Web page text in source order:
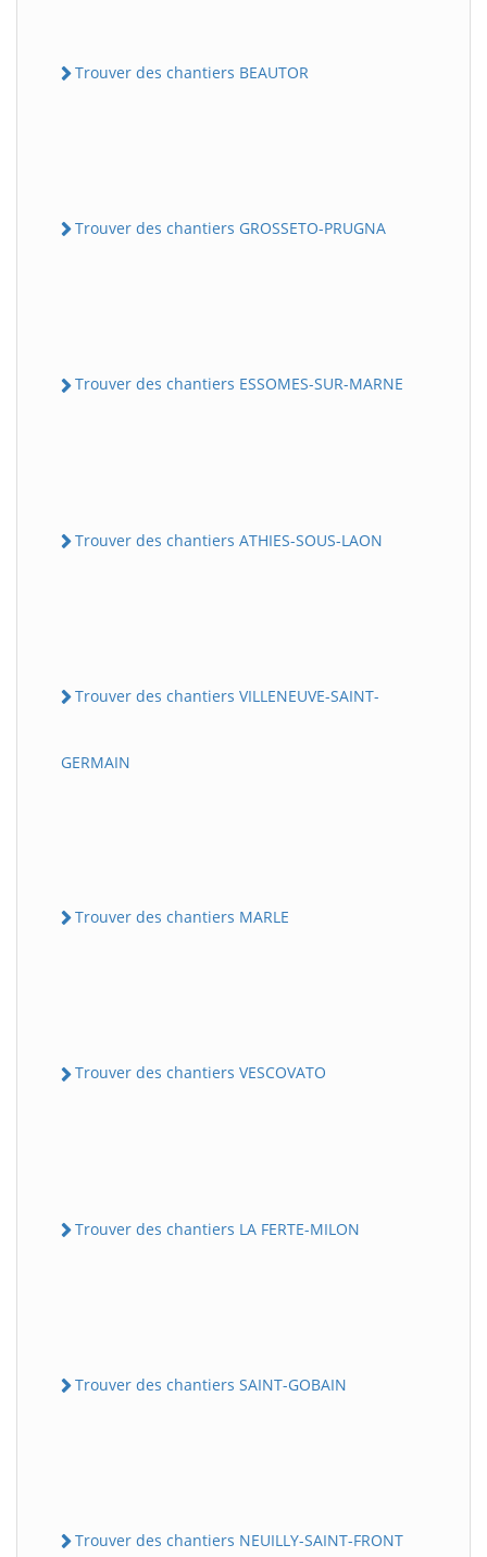
Trouver des chantiers BEAUTOR
Trouver des chantiers GROSSETO-PRUGNA
Trouver des chantiers ESSOMES-SUR-MARNE
Trouver des chantiers ATHIES-SOUS-LAON
Trouver des chantiers VILLENEUVE-SAINT-
GERMAIN
Trouver des chantiers MARLE
Trouver des chantiers VESCOVATO
Trouver des chantiers LA FERTE-MILON
Trouver des chantiers SAINT-GOBAIN
Trouver des chantiers NEUILLY-SAINT-FRONT